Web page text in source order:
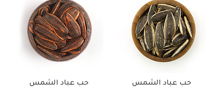
حب عباد الشمس
حب عباد الشمس